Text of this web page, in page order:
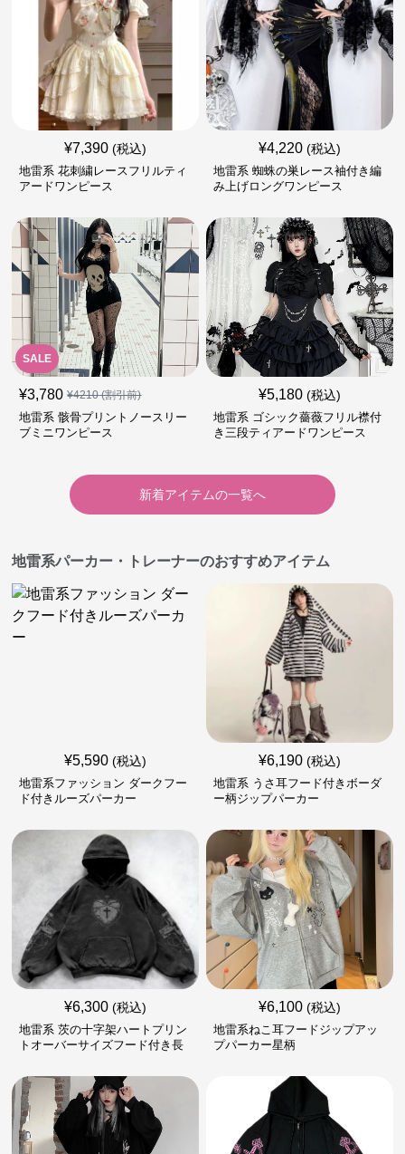
¥7,390 (税込)
地雷系 花刺繍レースフリルティ
アードワンピース
¥4,220 (税込)
地雷系 蜘蛛の巣レース袖付き編
み上げロングワンピース
SALE
¥3,780 ¥4210(割引前)
地雷系 骸骨プリントノースリー
ブミニワンピース
¥5,180 (税込)
地雷系 ゴシック薔薇フリル襟付
き三段ティアードワンピース
新着アイテムの一覧へ
地雷系パーカー・トレーナーのおすすめアイテム
¥5,590 (税込)
地雷系ファッション ダークフー
ド付きルーズパーカー
¥6,190 (税込)
地雷系 うさ耳フード付きボーダ
ー柄ジップパーカー
¥6,300 (税込)
地雷系 茨の十字架ハートプリン
トオーバーサイズフード付き長
¥6,100 (税込)
地雷系ねこ耳フードジップアッ
プパーカー星柄